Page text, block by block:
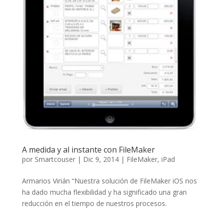
A medida y al instante con FileMaker
por Smartcouser| Dic 9, 2014| FileMaker, iPad
Armarios Virián “Nuestra solución de FileMaker iOS nos
ha dado mucha flexibilidad y ha significado una gran
reducción en el tiempo de nuestros procesos.